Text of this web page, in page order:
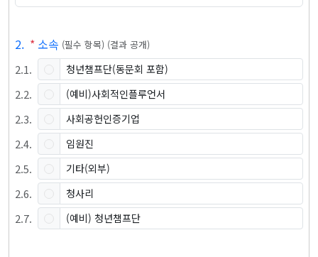
2. * 소속 (필수 항목) (결과 공개)
2.1. 청년챔프단(동문회 포함)
2.2. (예비)사회적인플루언서
2.3. 사회공헌인증기업
2.4. 임원진
2.5. 기타(외부)
2.6. 청사리
2.7. (예비) 청년챔프단